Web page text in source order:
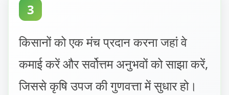
3
किसानों को एक मंच प्रदान करना जहां वे
कमाई करें और सर्वोत्तम अनुभवों को साझा करें,
जिससे कृषि उपज की गुणवत्ता में सुधार हो।